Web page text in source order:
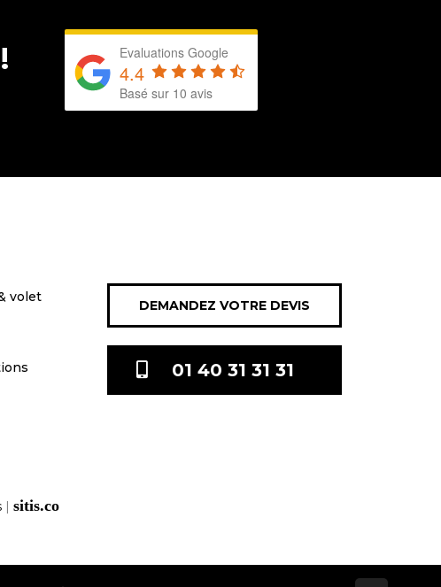
Evaluations Google
4.4
Basé sur 10 avis
volet
DEMANDEZ VOTRE DEVIS
01 40 31 31 31
| sitis.co